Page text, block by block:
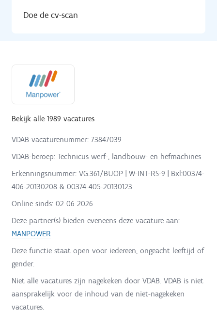
Doe de cv-scan
Bekijk alle 1989 vacatures
VDAB-vacaturenummer: 73847039
VDAB-beroep: Technicus werf-, landbouw- en hefmachines
Erkenningsnummer: VG.361/BUOP | W-INT-RS-9 | Bxl:00374-
406-20130208 & 00374-405-20130123
Online sinds: 02-06-2026
Deze partner(s) bieden eveneens deze vacature aan:
MANPOWER
Deze functie staat open voor iedereen, ongeacht leeftijd of
gender.
Niet alle vacatures zijn nagekeken door VDAB. VDAB is niet
aansprakelijk voor de inhoud van de niet-nagekeken
vacatures.